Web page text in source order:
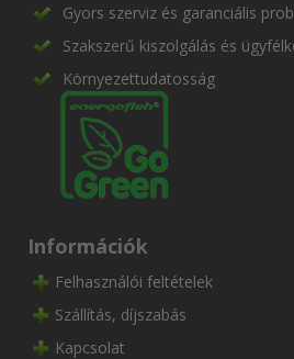
Gyors szerviz és garanciális
Szakszerű kiszolgálás és
Környezettudatosság
Információk
Felhasználói feltételek
Szállítás, díjszabás
Kapcsolat